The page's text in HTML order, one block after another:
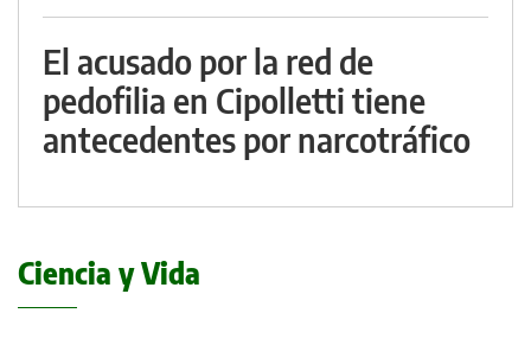
El acusado por la red de
pedofilia en Cipolletti tiene
antecedentes por narcotráfico
Ciencia y Vida